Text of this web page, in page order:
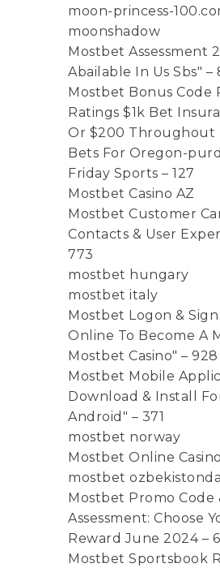
moon-princess-
moonshadow
Mostbet Assessment
Abailable In Us Sbs" –
Mostbet Bonus Code
Ratings $1k Bet
Or $200 Throughout
Bets For Oregon-
Friday Sports – 127
Mostbet Casino AZ
Mostbet Customer
Contacts & User
773
mostbet hungary
mostbet italy
Mostbet Logon &
Online To Become A
Mostbet Casino" – 928
Mostbet Mobile
Download & Install
Android" – 371
mostbet norway
Mostbet Online Casino
mostbet ozbekistonda
Mostbet Promo Code
Assessment: Choose
Reward June 2024 –
Mostbet Sportsbook